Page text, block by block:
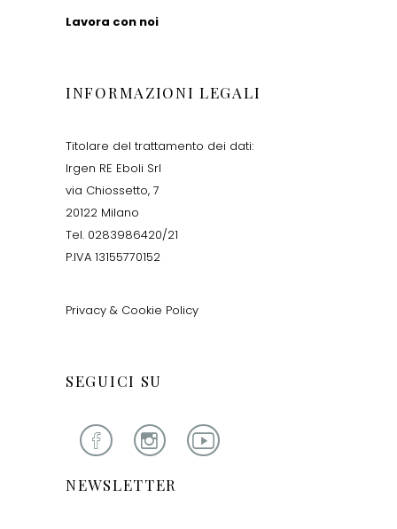
Lavora con noi
INFORMAZIONI LEGALI
Titolare del trattamento dei dati:
Irgen RE Eboli Srl
via Chiossetto, 7
20122 Milano
Tel. 0283986420/21
P.IVA 13155770152
Privacy & Cookie Policy
SEGUICI SU
NEWSLETTER